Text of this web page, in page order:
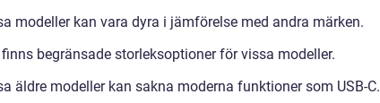
modeller kan vara dyra i jämförelse med andra märken.
begränsade storleksoptioner för vissa modeller.
äldre modeller kan sakna moderna funktioner som USB-C.